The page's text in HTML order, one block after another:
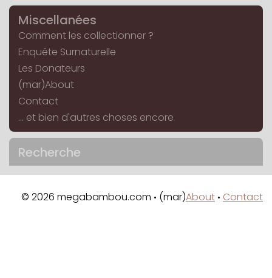
Miscellanées
Comment les collectionner ?
Enquête Surnaturelle
Les Donateurs
(mar)About
Contact
... et bien d'autres choses encore
Recherche
© 2026 megabambou.com • (mar)About • Contact